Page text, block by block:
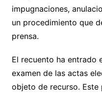
impugnaciones,
un procedimiento que
prensa.
El recuento ha entrado
examen de las actas
objeto de recurso.